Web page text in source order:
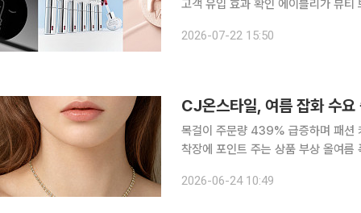
고객 유입 효과 확인 에이블리가 뷰티 브랜드의 신상품 선론칭 거점 역할을 맡으며 신규 고객 유입
선론칭 데이터를 분석한 결과 신규
2026-07-22 15:50
CJ온스타일, 여름 잡화 수요
목걸이 주문량 439% 급증하며 패션
착장에 포인트 주는 상품 부상 올여름 폭염으로 옷차림이 가벼워지며 패션 스타일 완성도를 더하는
한 끗 패션 트렌드가 확산되고 있다
2026-06-24 10:49